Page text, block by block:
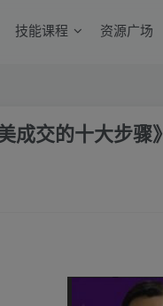
技能课程 资源广场
成交的十大步骤》